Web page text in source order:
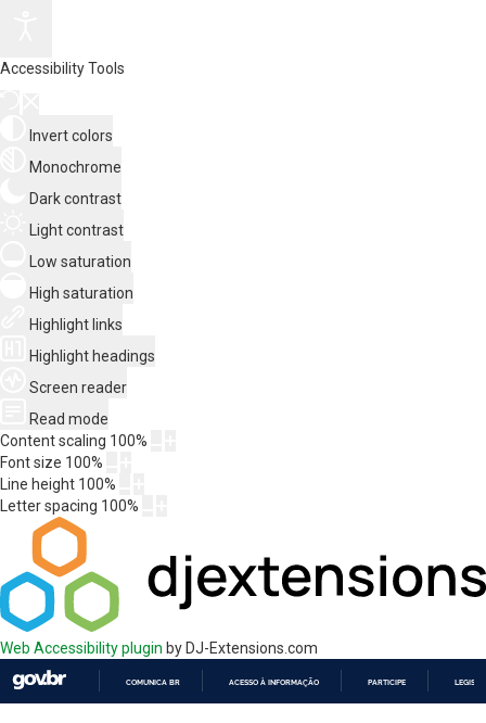
Accessibility Tools
Invert colors
Monochrome
Dark contrast
Light contrast
Low saturation
High saturation
Highlight links
Highlight headings
Screen reader
Read mode
Content scaling 100%
Font size 100%
Line height 100%
Letter spacing 100%
Web Accessibility plugin by DJ-Extensions.com
COMUNICA BR ACESSO À INFORMAÇÃO PARTICIPE